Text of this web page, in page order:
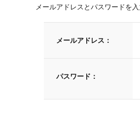
メールアドレスとパスワードを
メールアドレス：
パスワード：